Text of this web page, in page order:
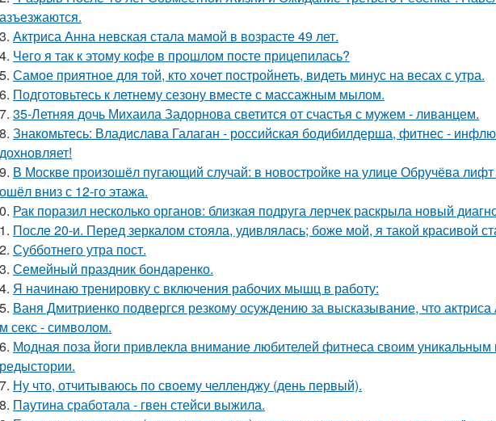
Актриса Анна невская стала мамой в возрасте 49 лет.
Чего я так к этому кофе в прошлом посте прицепилась?
Самое приятное для той, кто хочет постройнеть, видеть минус на весах с утра.
Подготовьтесь к летнему сезону вместе с массажным мылом.
35-Летняя дочь Михаила Задорнова светится от счастья с мужем - ливанцем.
Знакомьтесь: Владислава Галаган - российская бодибилдерша, фитнес -
В Москве произошёл пугающий случай: в новостройке на улице Обручёва
вниз с 12-го этажа.
Рак поразил несколько органов: близкая подруга лерчек раскрыла новый
После 20-и. Перед зеркалом стояла, удивлялась; боже мой, я такой красивой
Субботнего утра пост.
Семейный праздник бондаренко.
Я начинаю тренировку с включения рабочих мышц в работу:
Ваня Дмитриенко подвергся резкому осуждению за высказывание, что
секс - символом.
Модная поза йоги привлекла внимание любителей фитнеса своим уникальным
Ну что, отчитываюсь по своему челленджу (день первый).
Паутина сработала - гвен стейси выжила.